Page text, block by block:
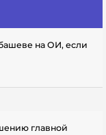
на ОИ, если
главной